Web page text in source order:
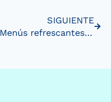
SIGUIENTE
Menús refrescantes y nutritivos para niños en días de calor